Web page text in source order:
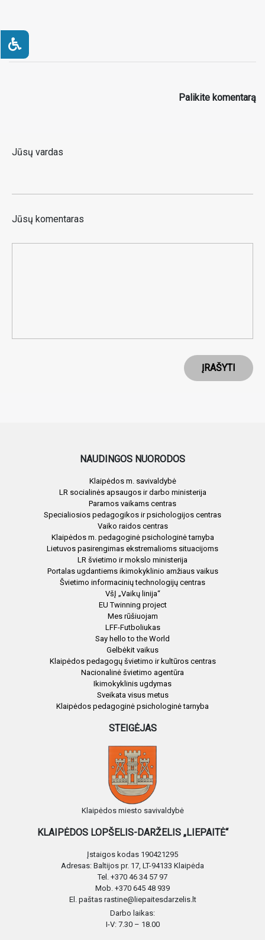
Palikite komentarą
Jūsų vardas
Jūsų komentaras
ĮRAŠYTI
NAUDINGOS NUORODOS
Klaipėdos m. savivaldybė
LR socialinės apsaugos ir darbo ministerija
Paramos vaikams centras
Specialiosios pedagogikos ir psichologijos centras
Vaiko raidos centras
Klaipėdos m. pedagoginė psichologinė tarnyba
Lietuvos pasirengimas ekstremalioms situacijoms
LR švietimo ir mokslo ministerija
Portalas ugdantiems ikimokyklinio amžiaus vaikus
Švietimo informacinių technologijų centras
VšĮ „Vaikų linija“
EU Twinning project
Mes rūšiuojam
LFF-Futboliukas
Say hello to the World
Gelbėkit vaikus
Klaipėdos pedagogų švietimo ir kultūros centras
Nacionalinė švietimo agentūra
Ikimokyklinis ugdymas
Sveikata visus metus
Klaipėdos pedagoginė psichologinė tarnyba
STEIGĖJAS
Klaipėdos miesto savivaldybė
KLAIPĖDOS LOPŠELIS-DARŽELIS „LIEPAITĖ“
Įstaigos kodas 190421295
Adresas: Baltijos pr. 17, LT-94133 Klaipėda
Tel. +370 46 34 57 97
Mob. +370 645 48 939
El. paštas rastine@liepaitesdarzelis.lt
Darbo laikas:
I-V: 7.30 – 18.00